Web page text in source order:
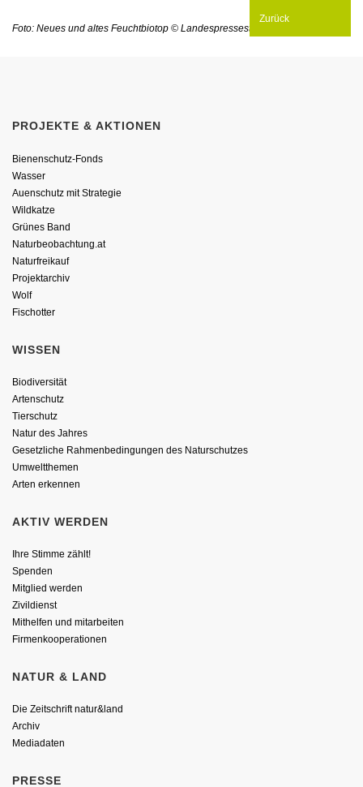
Foto: Neues und altes Feuchtbiotop © Landespressestelle Vorarlberg
Zurück
PROJEKTE & AKTIONEN
Bienenschutz-Fonds
Wasser
Auenschutz mit Strategie
Wildkatze
Grünes Band
Naturbeobachtung.at
Naturfreikauf
Projektarchiv
Wolf
Fischotter
WISSEN
Biodiversität
Artenschutz
Tierschutz
Natur des Jahres
Gesetzliche Rahmenbedingungen des Naturschutzes
Umweltthemen
Arten erkennen
AKTIV WERDEN
Ihre Stimme zählt!
Spenden
Mitglied werden
Zivildienst
Mithelfen und mitarbeiten
Firmenkooperationen
NATUR & LAND
Die Zeitschrift natur&land
Archiv
Mediadaten
PRESSE